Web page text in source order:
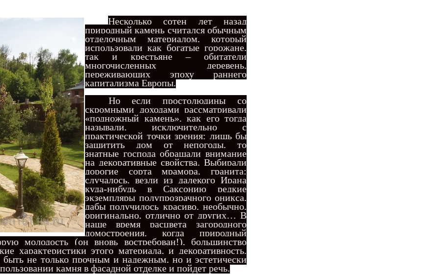
Несколько сотен лет назад
природный камень считался обычным
отделочным материалом, который
использовали как богатые горожане,
так и крестьяне – обитатели
многочисленных деревень,
переживающих эпоху раннего
капитализма Европы.
Но если простолюдины со
скромными доходами рассматривали
«подножный камень», как его тогда
называли, исключительно с
практической точки зрения: лишь бы
защитить дом от непогоды, то
знатные господа обращали внимание
на декоративные свойства. Выбирали
дорогие сорта мрамора, гранита;
случалось, везли из далекого Ирана
куда-нибудь в Саксонию редкие
экземпляры полупрозрачного оникса,
дабы получилось красиво, необычно,
оригинально, отлично от других… В
наше время расцвета загородного
домостроения, когда природный
молодость (он вновь востребован!), большинство
характеристики этого материала, и декоративность.
не только прочным и надежным, но и эстетически
камня в фасадной отделке и пойдет речь.